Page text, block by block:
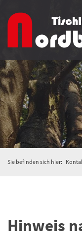
Sie befinden sich hier:
Hinweis